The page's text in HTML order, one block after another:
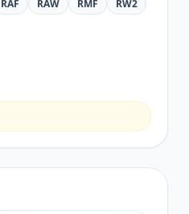
RAF RAW RMF
RW2